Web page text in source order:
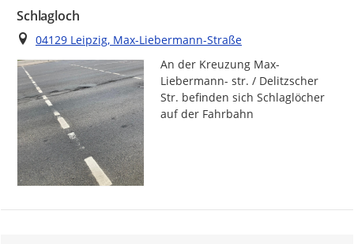
Schlagloch
Ort
04129 Leipzig, Max-Liebermann-Straße
An der Kreuzung Max-
Liebermann- str. / Delitzscher
Str. befinden sich Schlaglöcher
auf der Fahrbahn